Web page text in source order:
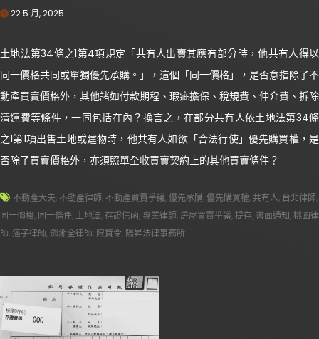
22 5 月, 2025
土地法第34條之1第4項規定「共有人出賣其應有部分時，他共有人得以
同一價格共同或單獨優先承購。」，這個「同一價格」，是否意指除了不
動產買賣價格外，其他諸如付款期程、瑕疵擔保、稅規費、仲介費、拆除
清運費等條件，一同包括在內？換言之，在部分共有人依土地法第34條
之1第1項出售土地或建物時，他共有人如欲「合法行使」優先購買權，是
否除了買賣價格外，亦須照單全收買賣契約上的其他買賣條件？
不動產大夫, 不動產律師, 不動產買賣爭議,優先承購,優先購買權,共有人, 台北律師,
同一價格, 同一條件, 土地法, 存證信函, 專業律師, 房屋買賣爭議,提存, 書面通知,桃園律
師, 痞子律師, 鄧湘全律師, 限貸令, 陽昇法律事務所